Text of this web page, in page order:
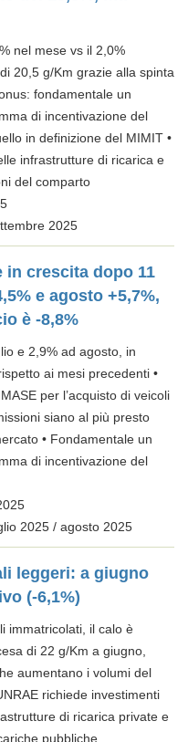
nel mese vs il 2,0%
20,5 g/Km grazie alla spinta
fondamentale un
di incentivazione del
in definizione del MIMIT •
infrastrutture di ricarica e
del comparto
2025
in crescita dopo 11
e agosto +5,7%,
è -8,8%
e 2,9% ad agosto, in
ai mesi precedenti •
per l’acquisto di veicoli
siano al più presto
• Fondamentale un
di incentivazione del
2025 / agosto 2025
leggeri: a giugno
(-6,1%)
immatricolati, il calo è
di 22 g/Km a giugno,
aumentano i volumi del
richiede investimenti
di ricarica private e
pubbliche